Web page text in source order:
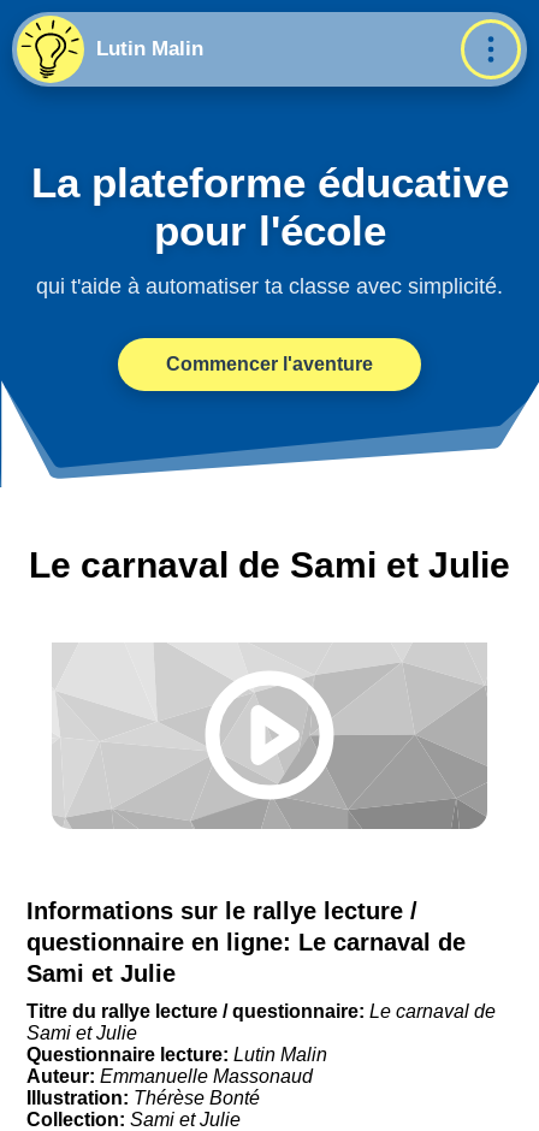
Lutin Malin
La plateforme éducative
pour l'école
qui t'aide à automatiser ta classe avec simplicité.
Commencer l'aventure
Le carnaval de Sami et Julie
Informations sur le rallye lecture /
questionnaire en ligne: Le carnaval de
Sami et Julie
Titre du rallye lecture / questionnaire:Le carnaval de
Sami et Julie
Questionnaire lecture:Lutin Malin
Auteur:Emmanuelle Massonaud
Illustration: Thérèse Bonté
Collection:Sami et Julie